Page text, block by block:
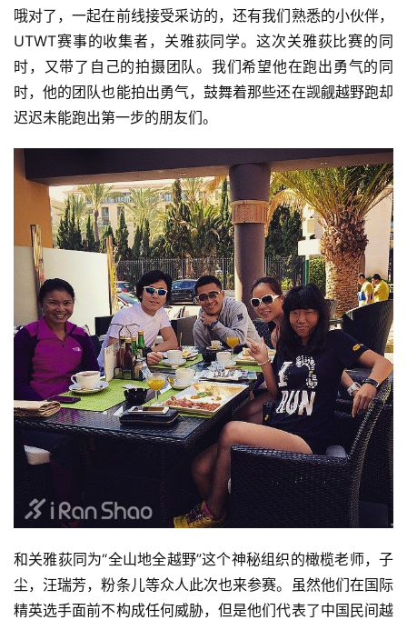
哦对了，一起在前线接受采访的，还有我们熟悉的小伙伴，
UTWT赛事的收集者，关雅荻同学。这次关雅荻比赛的同
时，又带了自己的拍摄团队。我们希望他在跑出勇气的同
时，他的团队也能拍出勇气，鼓舞着那些还在觊觎越野跑却
迟迟未能跑出第一步的朋友们。
和关雅荻同为“全山地全越野”这个神秘组织的橄榄老师，子
尘，汪瑞芳，粉条儿等众人此次也来参赛。虽然他们在国际
精英选手面前不构成任何威胁，但是他们代表了中国民间越